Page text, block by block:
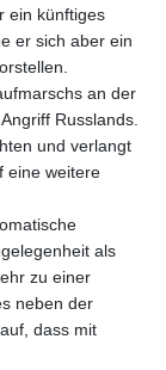
ein künftiges
er sich aber ein
an der
Russlands.
und verlangt
eine weitere
als
zu einer
neben der
dass mit